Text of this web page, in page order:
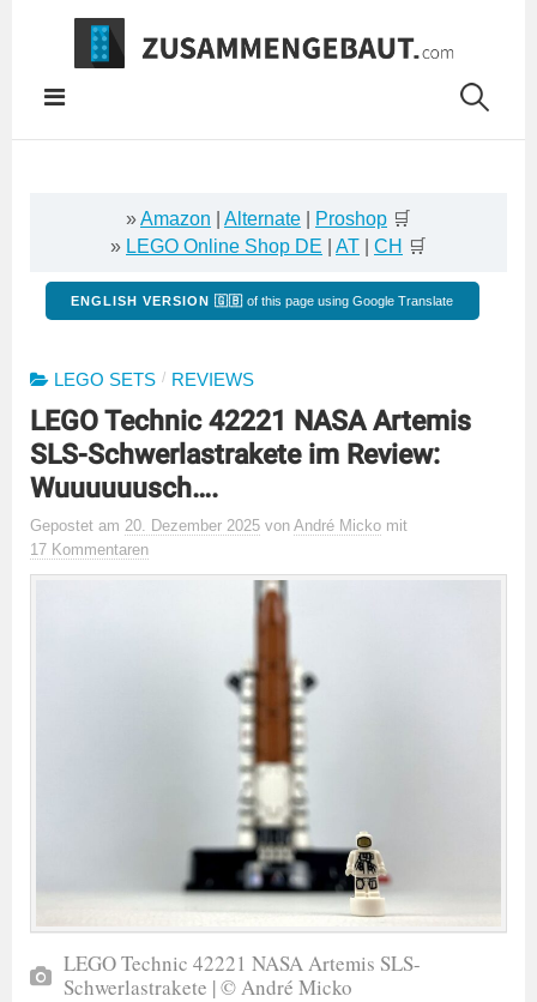
Springe
Inhalt
»Amazon Alternate Proshop 🛒
» LEGO Online Shop DE AT CH 🛒
ENGLISH VERSION 🇬🇧 of this page using Google Translate
LEGO SETS / REVIEWS
LEGO Technic 42221 NASA Artemis
SLS-Schwerlastrakete im Review:
Wuuuuuusch….
Gepostet am 20. Dezember 2025 von André Micko mit
17 Kommentaren
LEGO Technic 42221 NASA Artemis SLS-
Schwerlastrakete | © André Micko